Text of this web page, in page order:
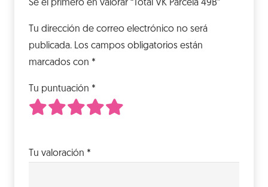
Sé el primero en valorar “Total VK Parcela 49B”
Tu dirección de correo electrónico no será
publicada. Los campos obligatorios están
marcados con *
Tu puntuación *
Tu valoración *